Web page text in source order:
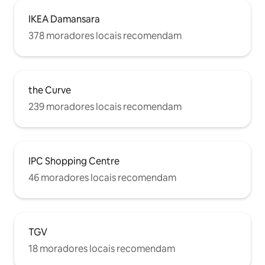
Por favor, respeite esta regra da casa, se
cigarro, cobraremos um adicional de
RM300 para limpeza. Livrar-se do cheiro
depois de você para fins de limpeza. 禁止
在单位内吸烟。 如果退房后单位内有残留
烟味，我们将收取额外 RM300的清洁费
天时间 ，将会导致我们需要取消接下来登
sem festas, durian, mangoesteen ou uso
de substâncias/drogas dentro das
instalações. 严格禁止携带榴莲、山竹或毒
品进入单位。 Encontraremos você no
o centro de Petaling Jaya, o
apartamento fica no bairro de
Damansara Perdana, adjacente a
IKEA Damansara
378 moradores locais recomendam
the Curve
239 moradores locais recomendam
IPC Shopping Centre
46 moradores locais recomendam
TGV
18 moradores locais recomendam